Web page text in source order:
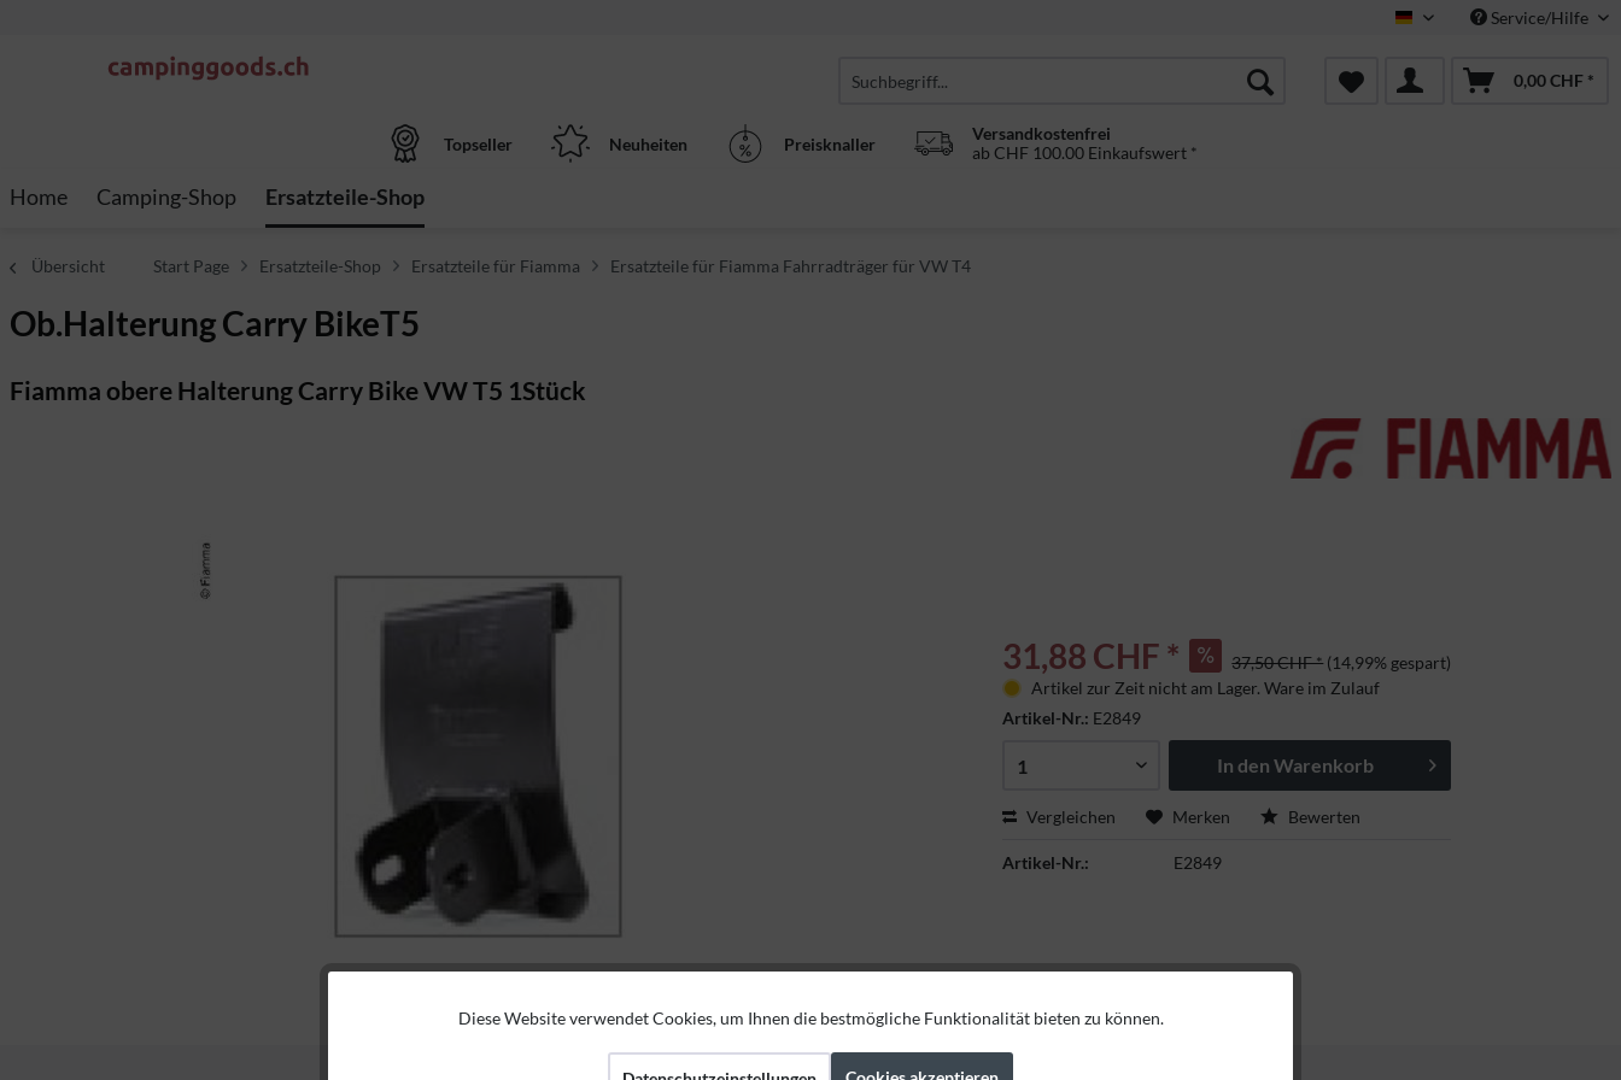
Deutsch Service/Hilfe
0,00 CHF *
Topseller Neuheiten Preisknaller
Versandkostenfrei
ab CHF 100.00 Einkaufswert *
Home Camping-Shop Ersatzteile-Shop
Übersicht Start Page Ersatzteile-Shop Ersatzteile für Fiamma Ersatzteile für Fiamma Fahrradträger für VW T4
Ob.Halterung Carry BikeT5
Fiamma obere Halterung Carry Bike VW T5 1Stück
31,88 CHF * 37,50 CHF * (14,99% gespart)
Artikel zur Zeit nicht am Lager. Ware im Zulauf
Artikel-Nr.: E2849
In den Warenkorb
Vergleichen Merken Bewerten
Artikel-Nr.: E2849
Aktiv
Diese Website verwendet Cookies, um Ihnen die bestmögliche Funktionalität bieten zu können.